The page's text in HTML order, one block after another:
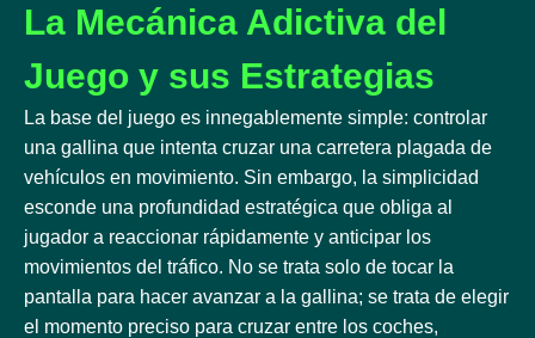
La Mecánica Adictiva del
Juego y sus Estrategias
La base del juego es innegablemente simple: controlar
una gallina que intenta cruzar una carretera plagada de
vehículos en movimiento. Sin embargo, la simplicidad
esconde una profundidad estratégica que obliga al
jugador a reaccionar rápidamente y anticipar los
movimientos del tráfico. No se trata solo de tocar la
pantalla para hacer avanzar a la gallina; se trata de elegir
el momento preciso para cruzar entre los coches,